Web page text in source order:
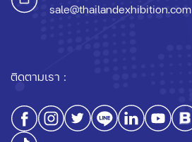
sale@thailandexhibition.com
ติดตามเรา :